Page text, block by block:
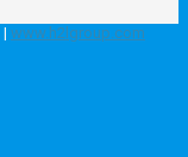
| www.h2lgroup.com